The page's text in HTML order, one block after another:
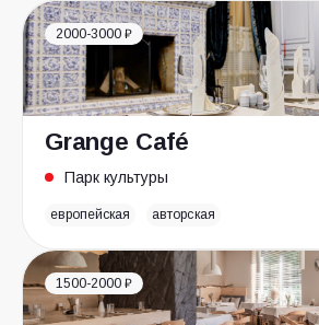
2000-3000 ₽
Grange Café
Парк культуры
европейская авторская
1500-2000 ₽